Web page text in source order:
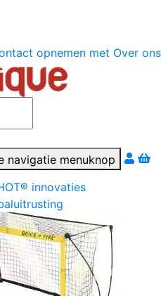
opnemen met Over ons
par téléphone
innovaties